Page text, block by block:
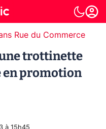
Rue du Commerce
trottinette
en promotion